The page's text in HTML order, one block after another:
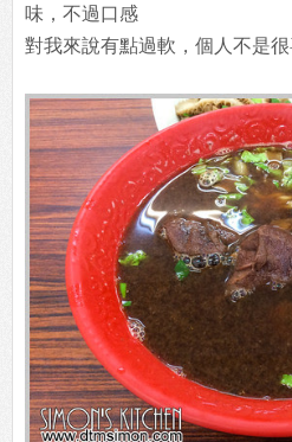
味，不過口感
對我來說有點過軟，個人不是